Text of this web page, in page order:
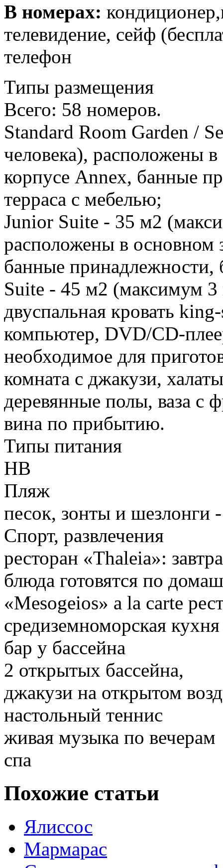
В номерах:
телевидение, сейф
телефон
Типы размещения
Всего: 58 номеров.
Standard Room Garden /
человека), расположены
корпусе Annex, банные
терраса с мебелью;
Junior Suite - 35 м2
расположены в основном
банные принадлежности,
Suite - 45 м2 (максимум 3
двуспальная кровать
компьютер, DVD/CD-
необходимое для
комната с джакузи,
деревянные полы, ваза с
вина по прибытию.
Типы питания
HB
Пляж
песок, зонты и шезлонги
Спорт, развлечения
ресторан «Thaleia»:
блюда готовятся по
«Mesogeios» a la carte
средиземноморская
бар у бассейна
2 открытых бассейна,
джакузи на открытом
настольный теннис
живая музыка по вечерам
спа
Похожие статьи
Ялиссос
Мармарас